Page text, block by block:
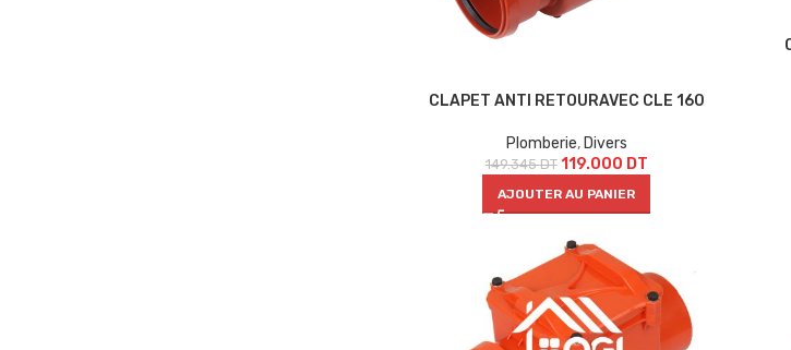
CLAPET ANTI RETOURAVEC CLE 160
Plomberie,Divers
149.345DT 119.000 DT
AJOUTER AU PANIER